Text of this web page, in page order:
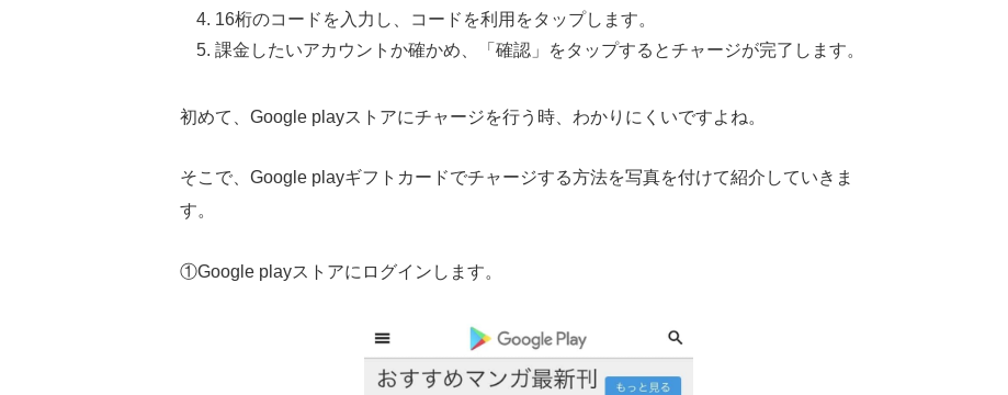
16桁のコードを入力し、コードを利用をタップします。
課金したいアカウントか確かめ、「確認」をタップするとチャージが完了します。
初めて、Google playストアにチャージを行う時、わかりにくいですよね。
そこで、Google playギフトカードでチャージする方法を写真を付けて紹介していきま
す。
①Google playストアにログインします。